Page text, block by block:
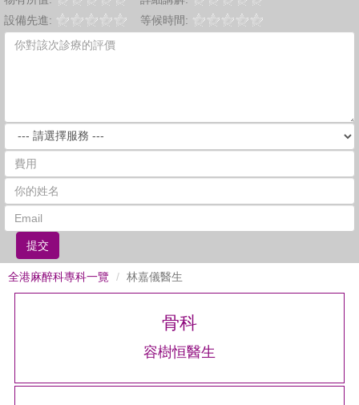
設備先進:
等候時間:
提交
全港麻醉科專科一覽 林嘉儀醫生
骨科
容樹恒醫生